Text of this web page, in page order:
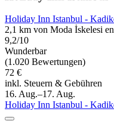
Holiday Inn Istanbul -
2,1 km von Moda İskelesi
9,2/10
Wunderbar
(1.020 Bewertungen)
72 €
inkl. Steuern & Gebühren
16. Aug.–17. Aug.
Holiday Inn Istanbul -